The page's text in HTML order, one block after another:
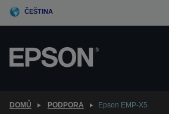
ČEŠTINA
DOMŮ PODPORA Epson EMP-X5